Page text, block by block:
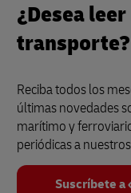
¿Desea
transporte?
Reciba todos los
últimas novedades
marítimo y
periódicas a
Suscríbete a